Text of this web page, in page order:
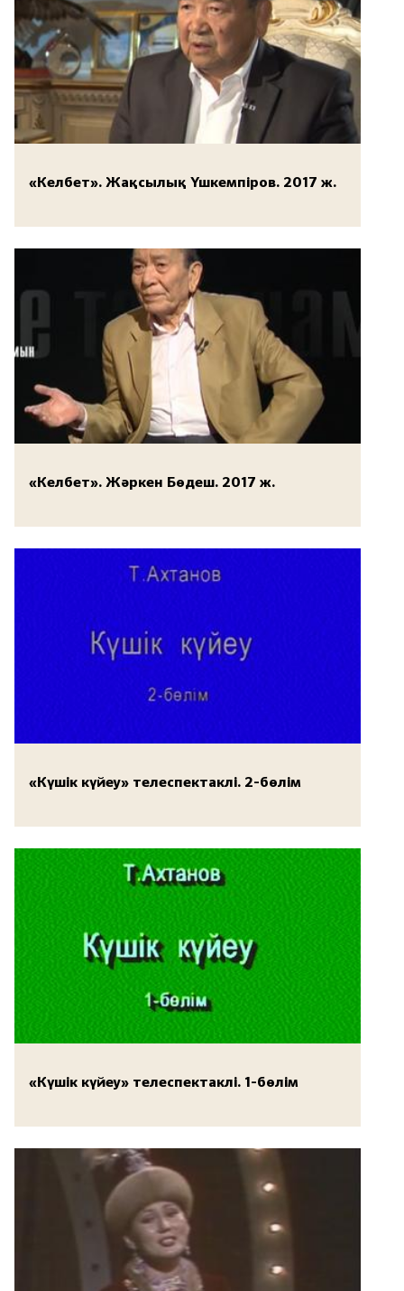
«Келбет». Жақсылық Үшкемпіров. 2017 ж.
«Келбет». Жәркен Бөдеш. 2017 ж.
«Күшік күйеу» телеспектаклі. 2-бөлім
«Күшік күйеу» телеспектаклі. 1-бөлім